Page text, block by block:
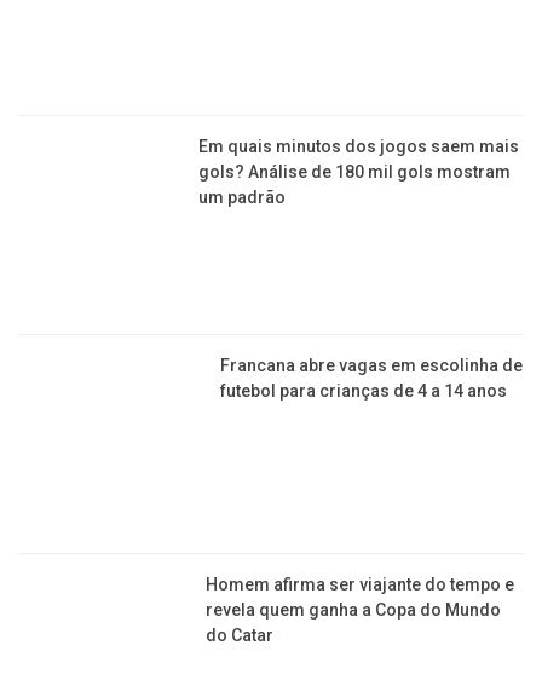
Em quais minutos dos jogos saem mais
gols? Análise de 180 mil gols mostram
um padrão
Francana abre vagas em escolinha de
futebol para crianças de 4 a 14 anos
Homem afirma ser viajante do tempo e
revela quem ganha a Copa do Mundo
do Catar